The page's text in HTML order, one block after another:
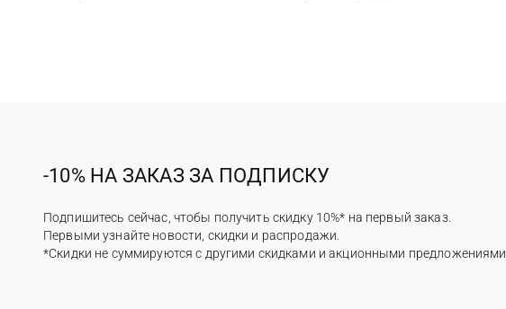
-10% НА ЗАКАЗ ЗА ПОДПИСКУ
Подпишитесь сейчас, чтобы получить скидку 10%* на первый заказ.
Первыми узнайте новости, скидки и распродажи.
*Скидки не суммируются с другими скидками и акционными предложениями.